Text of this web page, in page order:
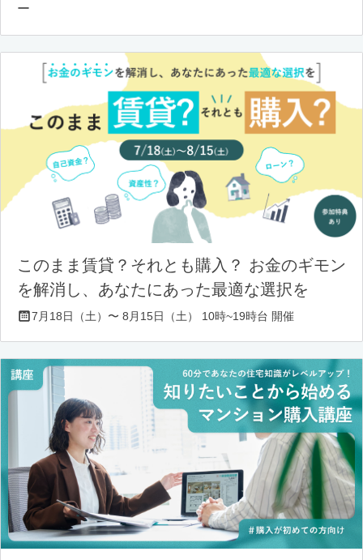
ー
このまま賃貸？それとも購入？ お金のギモン
を解消し、あなたにあった最適な選択を
7月18日（土）〜 8月15日（土） 10時~19時台 開催